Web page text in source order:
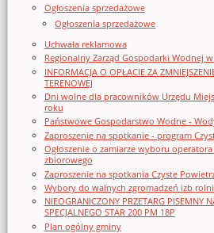
Ogłoszenia sprzedażowe
Ogłoszenia sprzedażowe
Uchwała reklamowa
Regionalny Zarząd Gospodarki Wodnej
INFORMACJA O OPŁACIE ZA
TERENOWEJ
Dni wolne dla pracowników Urzędu
roku
Państwowe Gospodarstwo Wodne -
Zaproszenie na spotkanie - program
Ogłoszenie o zamiarze wyboru
zbiorowego
Zaproszenie na spotkania Czyste
Wybory do walnych zgromadzeń izb
NIEOGRANICZONY PRZETARG PISEMNY
SPECJALNEGO STAR 200 PM 18P
Plan ogólny gminy